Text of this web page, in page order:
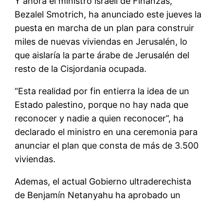
Bezalel Smotrich, ha anunciado este jueves la
puesta en marcha de un plan para construir
miles de nuevas viviendas en Jerusalén, lo
que aislaría la parte árabe de Jerusalén del
resto de la Cisjordania ocupada.
“Esta realidad por fin entierra la idea de un
Estado palestino, porque no hay nada que
reconocer y nadie a quien reconocer”, ha
declarado el ministro en una ceremonia para
anunciar el plan que consta de más de 3.500
viviendas.
Ademas, el actual Gobierno ultraderechista
de Benjamín Netanyahu ha aprobado un